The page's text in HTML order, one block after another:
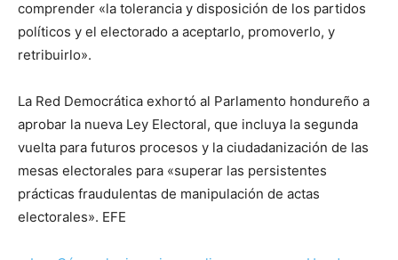
comprender «la tolerancia y disposición de los partidos
políticos y el electorado a aceptarlo, promoverlo, y
retribuirlo».
La Red Democrática exhortó al Parlamento hondureño a
aprobar la nueva Ley Electoral, que incluya la segunda
vuelta para futuros procesos y la ciudadanización de las
mesas electorales para «superar las persistentes
prácticas fraudulentas de manipulación de actas
electorales». EFE